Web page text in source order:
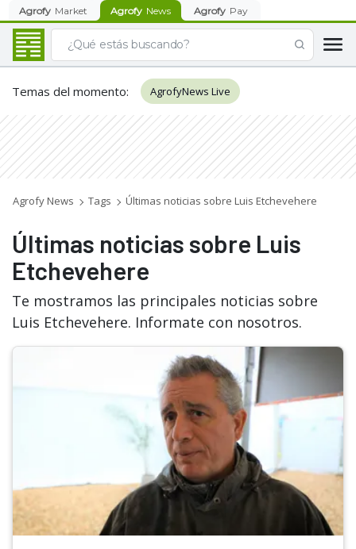
Agrofy Market Agrofy News Agrofy Pay
Temas del momento: AgrofyNews Live
Agrofy News Tags Últimas noticias sobre Luis Etchevehere
Últimas noticias sobre Luis
Etchevehere
Te mostramos las principales noticias sobre
Luis Etchevehere. Informate con nosotros.